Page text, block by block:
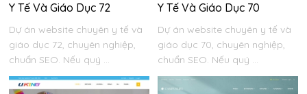
Y Tế Và Giáo Dục 72
Dự án website chuyên y tế và
giáo dục 72, chuyên nghiệp,
chuẩn SEO. Nếu quý ...
Y Tế Và Giáo Dục 70
Dự án website chuyên y tế và
giáo dục 70, chuyên nghiệp,
chuẩn SEO. Nếu quý ...